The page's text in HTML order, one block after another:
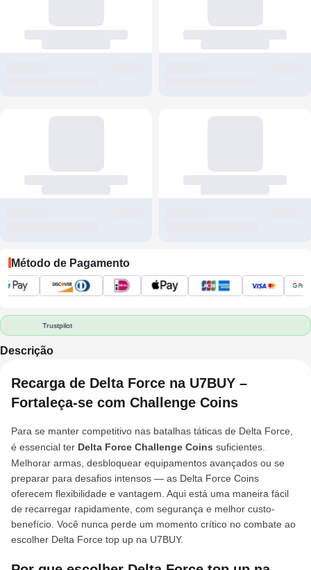
Método de Pagamento
Trustpilot
Descrição
Recarga de Delta Force na U7BUY –
Fortaleça-se com Challenge Coins
Para se manter competitivo nas batalhas táticas de Delta Force,
é essencial ter Delta Force Challenge Coins suficientes.
Melhorar armas, desbloquear equipamentos avançados ou se
preparar para desafios intensos — as Delta Force Coins
oferecem flexibilidade e vantagem. Aqui está uma maneira fácil
de recarregar rapidamente, com segurança e melhor custo-
benefício. Você nunca perde um momento crítico no combate ao
escolher Delta Force top up na U7BUY.